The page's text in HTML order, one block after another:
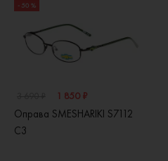
- 50 %
1 850 ₽
Оправа SMESHARIKI S7112
C3